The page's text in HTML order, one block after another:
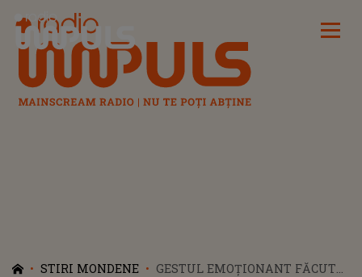
Radio Impuls
STIRI MONDENE
GESTUL EMOŢIONANT FĂCUT